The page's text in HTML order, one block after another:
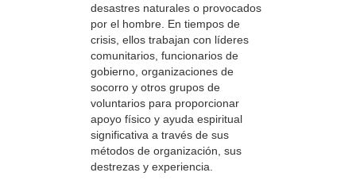
desastres naturales o provocados
por el hombre. En tiempos de
crisis, ellos trabajan con líderes
comunitarios, funcionarios de
gobierno, organizaciones de
socorro y otros grupos de
voluntarios para proporcionar
apoyo físico y ayuda espiritual
significativa a través de sus
métodos de organización, sus
destrezas y experiencia.